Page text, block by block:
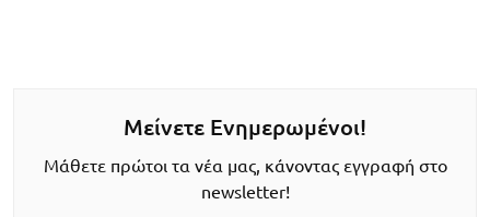
Μείνετε Ενημερωμένοι!
Μάθετε πρώτοι τα νέα μας, κάνοντας εγγραφή στο
newsletter!